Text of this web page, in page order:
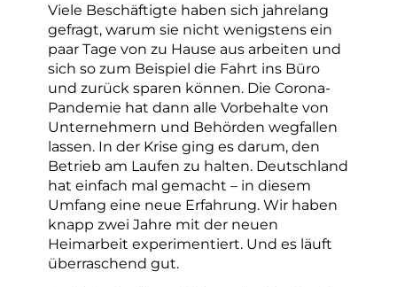
Viele Beschäftigte haben sich jahrelang
gefragt, warum sie nicht wenigstens ein
paar Tage von zu Hause aus arbeiten und
sich so zum Beispiel die Fahrt ins Büro
und zurück sparen können. Die Corona-
Pandemie hat dann alle Vorbehalte von
Unternehmern und Behörden wegfallen
lassen. In der Krise ging es darum, den
Betrieb am Laufen zu halten. Deutschland
hat einfach mal gemacht – in diesem
Umfang eine neue Erfahrung. Wir haben
knapp zwei Jahre mit der neuen
Heimarbeit experimentiert. Und es läuft
überraschend gut.